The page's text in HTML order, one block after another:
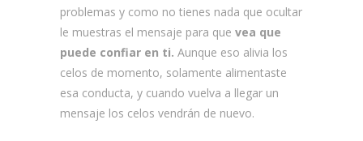
problemas y como no tienes nada que ocultar
le muestras el mensaje para que vea que
puede confiar en ti. Aunque eso alivia los
celos de momento, solamente alimentaste
esa conducta, y cuando vuelva a llegar un
mensaje los celos vendrán de nuevo.